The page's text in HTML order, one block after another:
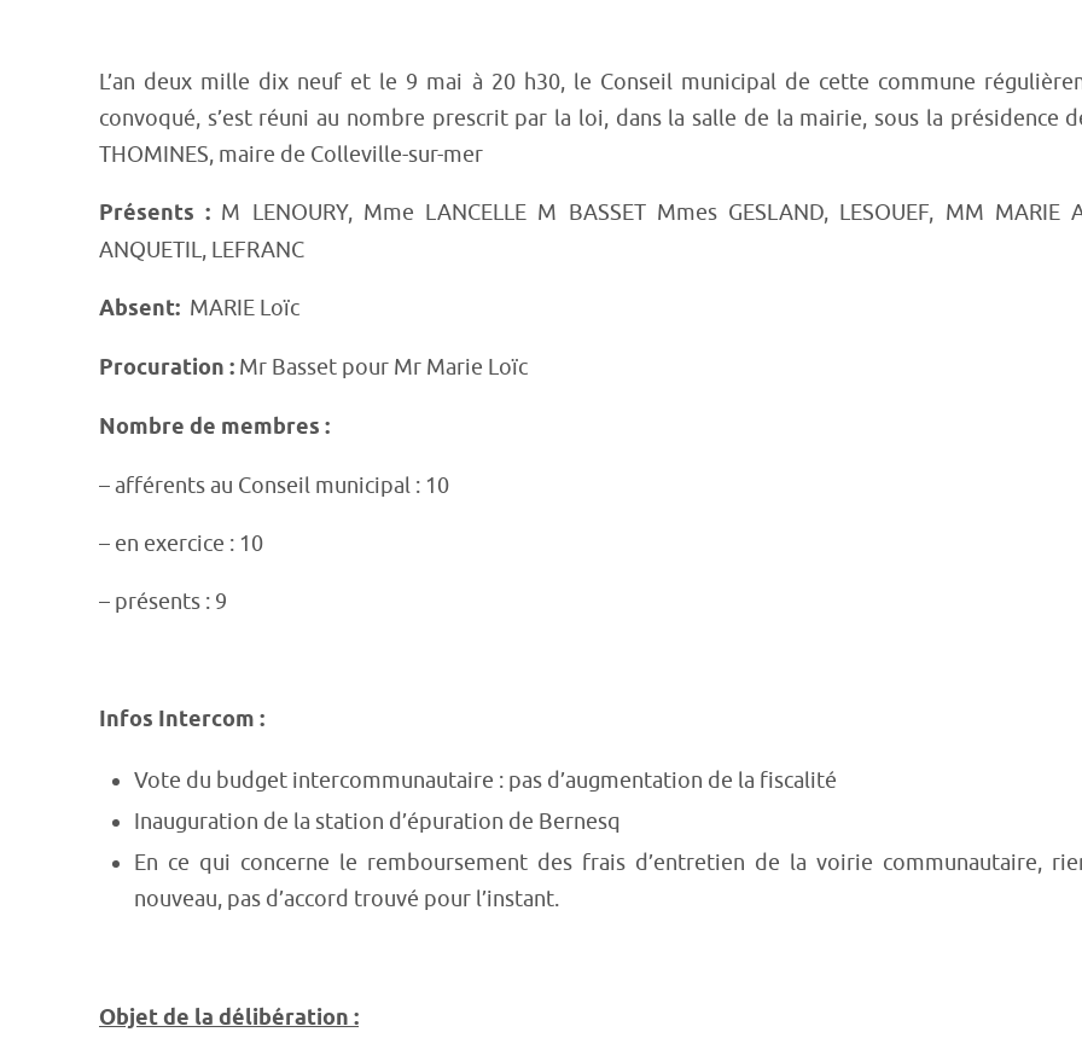
L’an deux mille dix neuf et le 9 mai à 20 h30, le Conseil municipal de cette commune
convoqué, s’est réuni au nombre prescrit par la loi, dans la salle de la mairie, sous la présidence
THOMINES, maire de Colleville-sur-mer
Présents : M LENOURY, Mme LANCELLE M BASSET Mmes GESLAND, LESOUEF, MM MARIE
ANQUETIL, LEFRANC
Absent: MARIE Loïc
Procuration : Mr Basset pour Mr Marie Loïc
Nombre de membres :
– afférents au Conseil municipal : 10
– en exercice : 10
– présents : 9
Infos Intercom :
Vote du budget intercommunautaire : pas d’augmentation de la fiscalité
Inauguration de la station d’épuration de Bernesq
En ce qui concerne le remboursement des frais d’entretien de la voirie communautaire,
nouveau, pas d’accord trouvé pour l’instant.
Objet de la délibération :